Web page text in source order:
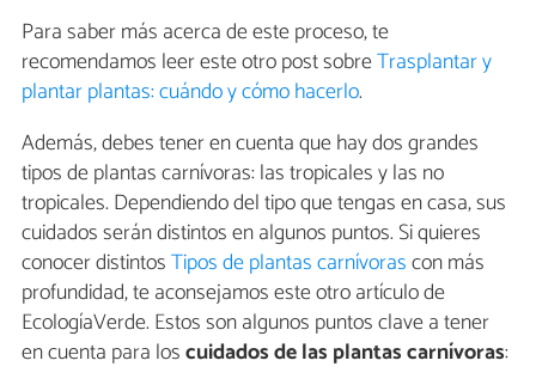
Para saber más acerca de este proceso, te
recomendamos leer este otro post sobreTrasplantar y
plantar plantas: cuándo y cómo hacerlo.
Además, debes tener en cuenta que hay dos grandes
tipos de plantas carnívoras: las tropicales y las no
tropicales. Dependiendo del tipo que tengas en casa, sus
cuidados serán distintos en algunos puntos. Si quieres
conocer distintosTipos de plantas carnívorascon más
profundidad, te aconsejamos este otro artículo de
EcologíaVerde. Estos son algunos puntos clave a tener
en cuenta para loscuidados de las plantas carnívoras: